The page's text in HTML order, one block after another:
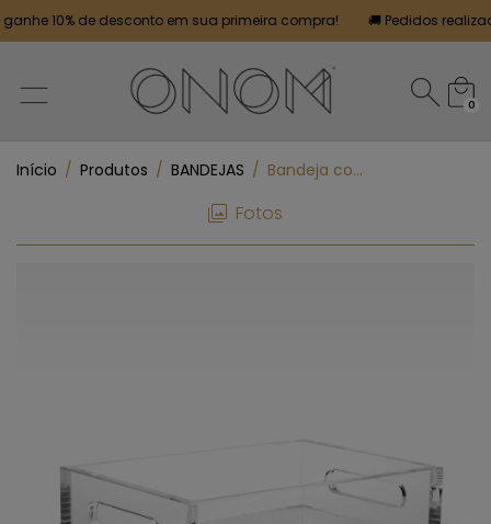
10% de desconto em sua primeira compra! 🚚 Pedidos
0
Início / Produtos / BANDEJAS / Bandeja com Alça MDO1
Fotos